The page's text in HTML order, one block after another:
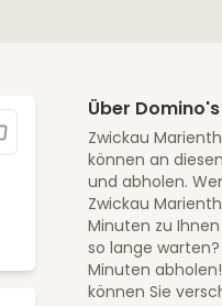
Über
Zwickau
können an
und abholen.
Zwickau
Minuten zu
so lange
Minuten
können Sie